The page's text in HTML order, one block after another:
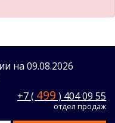
на 09.08.2026
+7 ( 499 ) 404 09 55
отдел продаж